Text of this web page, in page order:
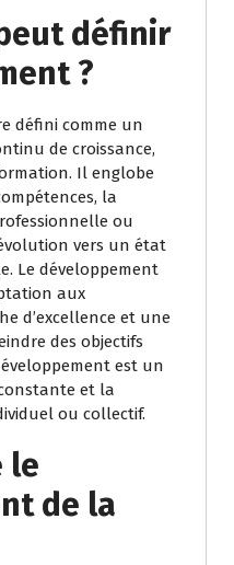
définir
?
défini comme un
de croissance,
Il englobe
la
ou
vers un état
Le développement
aux
d’excellence et une
des objectifs
est un
et la
ou collectif.
le
de la